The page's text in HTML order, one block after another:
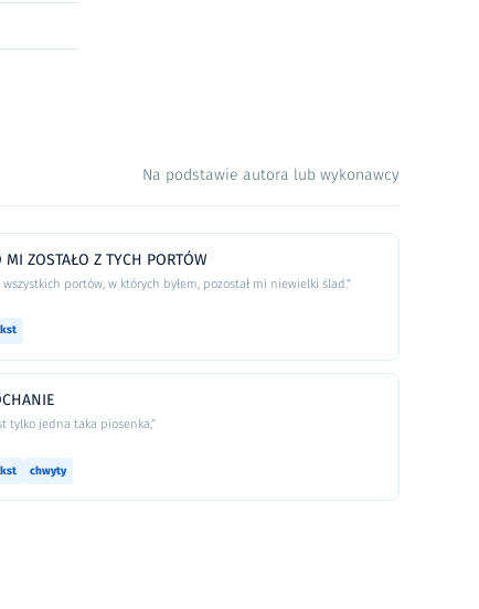
Na podstawie autora lub wykonawcy
MI ZOSTAŁO Z TYCH PORTÓW
wszystkich portów, w których byłem, pozostał mi niewielki ślad.”
tylko jedna taka piosenka,”
chwyty